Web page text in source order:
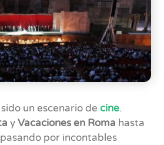
un escenario de cine.
yVacaciones en Roma hasta
pasando por incontables